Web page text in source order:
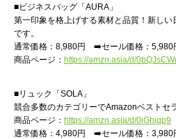
■ビジネスバッグ「AURA」
第一印象を格上げする素材と品質！新し
です。
通常価格：8,980円 ➡️セール価格：5,980
商品ページ： https://amzn.asia/d/
■リュック「SOLA」
競合多数のカテゴリーでAmazonベストセ
商品ページ： https://amzn.asia/d/0iGhiqp9
通常価格：4,980円 ➡️セール価格：3,980